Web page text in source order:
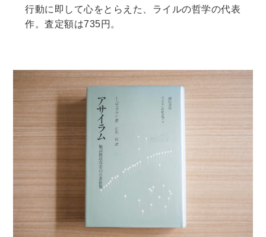
医学書・東洋医学書
針灸・漢方
リハビリテーション医学
伝統医学・東洋医学
基礎医学
暮らし・趣味・実用書他
暮らしと健康
ガーデニング
クッキング・レシピ本・グルメ
手芸・クラフト
美容・着物・ファッション
行動に即して心をとらえた、ライルの哲学の代表
作。査定額は735円。